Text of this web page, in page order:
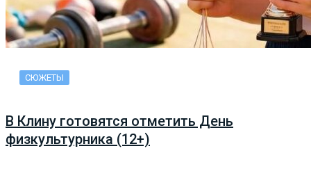
СЮЖЕТЫ
В Клину готовятся отметить День
физкультурника (12+)